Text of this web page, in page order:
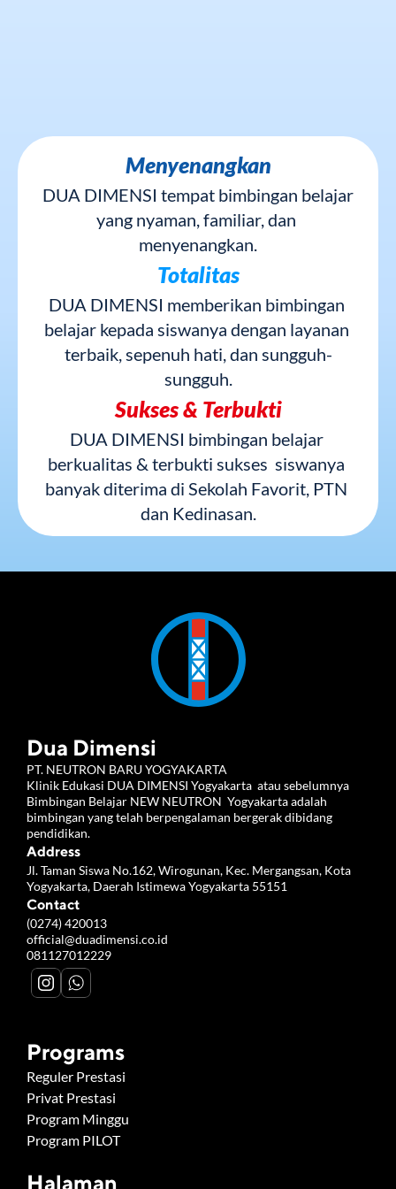
Menyenangkan
DUA DIMENSI tempat bimbingan belajar
yang nyaman, familiar, dan
menyenangkan.
Totalitas
DUA DIMENSI memberikan bimbingan
belajar kepada siswanya dengan layanan
terbaik, sepenuh hati, dan sungguh-
sungguh.
Sukses & Terbukti
DUA DIMENSI bimbingan belajar
berkualitas & terbukti sukses  siswanya
banyak diterima di Sekolah Favorit, PTN
dan Kedinasan.
Dua Dimensi
PT. NEUTRON BARU YOGYAKARTA
Klinik Edukasi DUA DIMENSI Yogyakarta  atau sebelumnya
Bimbingan Belajar NEW NEUTRON  Yogyakarta adalah
bimbingan yang telah berpengalaman bergerak dibidang
pendidikan.
Address
Jl. Taman Siswa No.162, Wirogunan, Kec. Mergangsan, Kota
Yogyakarta, Daerah Istimewa Yogyakarta 55151
Contact
(0274) 420013
official@duadimensi.co.id
081127012229
Programs
Reguler Prestasi
Privat Prestasi
Program Minggu
Program PILOT
Halaman